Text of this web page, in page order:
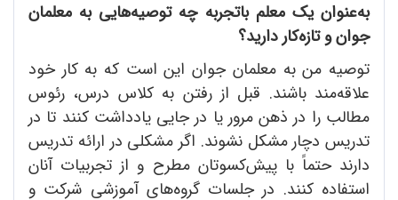
به‌عنوان یک معلم باتجربه چه توصیه‌هایی به معلمان
جوان و تازه‌کار دارید؟
توصیه من به معلمان جوان این است که به کار خود
علاقه‌مند باشند. قبل از رفتن به کلاس درس، رئوس
مطالب را در ذهن مرور یا در جایی یادداشت کنند تا در
تدریس دچار مشکل نشوند. اگر مشکلی در ارائه تدریس
دارند حتماً با پیش‌کسوتان مطرح و از تجربیات آنان
استفاده کنند. در جلسات گروه‌های آموزشی شرکت و